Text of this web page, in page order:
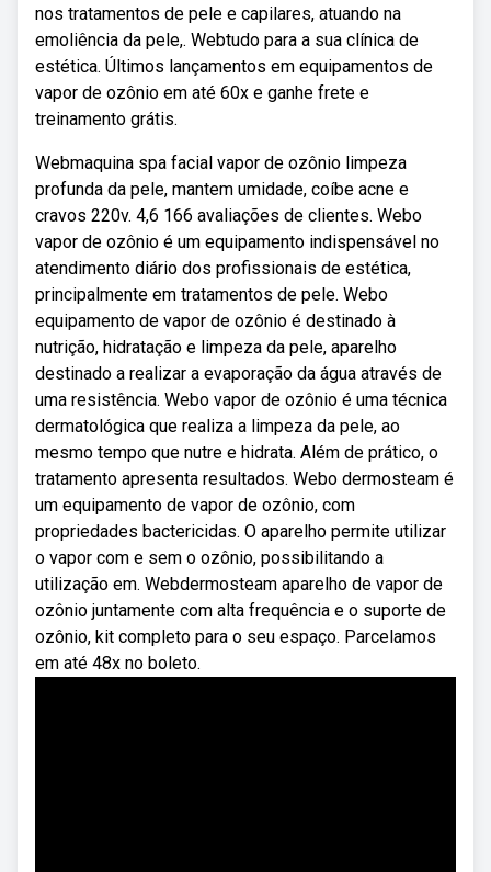
nos tratamentos de pele e capilares, atuando na
emoliência da pele,. Webtudo para a sua clínica de
estética. Últimos lançamentos em equipamentos de
vapor de ozônio em até 60x e ganhe frete e
treinamento grátis.
Webmaquina spa facial vapor de ozônio limpeza
profunda da pele, mantem umidade, coíbe acne e
cravos 220v. 4,6 166 avaliações de clientes. Webo
vapor de ozônio é um equipamento indispensável no
atendimento diário dos profissionais de estética,
principalmente em tratamentos de pele. Webo
equipamento de vapor de ozônio é destinado à
nutrição, hidratação e limpeza da pele, aparelho
destinado a realizar a evaporação da água através de
uma resistência. Webo vapor de ozônio é uma técnica
dermatológica que realiza a limpeza da pele, ao
mesmo tempo que nutre e hidrata. Além de prático, o
tratamento apresenta resultados. Webo dermosteam é
um equipamento de vapor de ozônio, com
propriedades bactericidas. O aparelho permite utilizar
o vapor com e sem o ozônio, possibilitando a
utilização em. Webdermosteam aparelho de vapor de
ozônio juntamente com alta frequência e o suporte de
ozônio, kit completo para o seu espaço. Parcelamos
em até 48x no boleto.